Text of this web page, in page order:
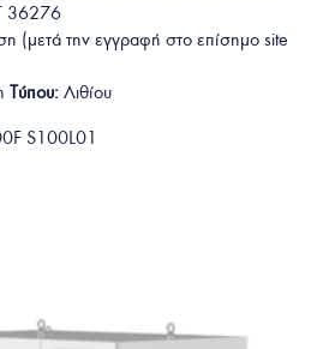
36276
(μετά την εγγραφή στο επίσημο site
Τύπου: Λιθίου
S100L01